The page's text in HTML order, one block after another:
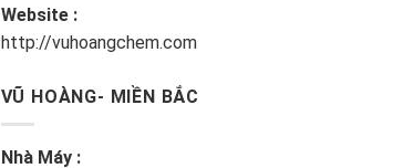
Website :
http://vuhoangchem.com
VŨ HOÀNG- MIỀN BẮC
Nhà Máy :